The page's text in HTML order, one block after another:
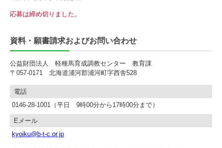
応募は締め切りました。
資料・願書請求およびお問い合わせ
公益財団法人 軽種馬育成調教センター 教育課
〒057-0171 北海道浦河郡浦河町字西舎528
電話
0146-28-1001（平日 9時00分から17時00分まで）
Eメール
kyoiku@b-t-c.or.jp